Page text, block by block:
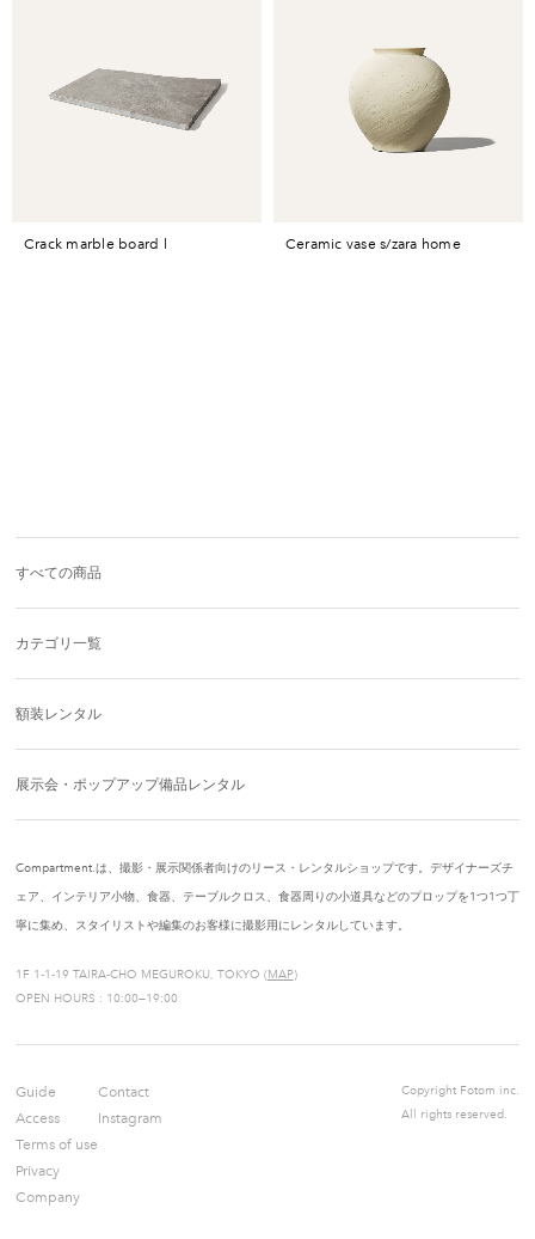
crack marble board l ceramic vase s/zara home
すべての商品
カテゴリ一覧
額装レンタル
展示会・ポップアップ備品レンタル
Compartment.は、撮影・展示関係者向けのリース・レンタルショップです。デザイナーズチ
ェア、インテリア小物、食器、テーブルクロス、食器周りの小道具などのプロップを1つ1つ丁
寧に集め、スタイリストや編集のお客様に撮影用にレンタルしています。
1F 1-1-19 TAIRA-CHO MEGUROKU, TOKYO (MAP)
OPEN HOURS : 10:00—19:00
Guide
Access
Terms of use
Privacy
Company
Contact
Instagram
Copyright Fotom inc.
All rights reserved.